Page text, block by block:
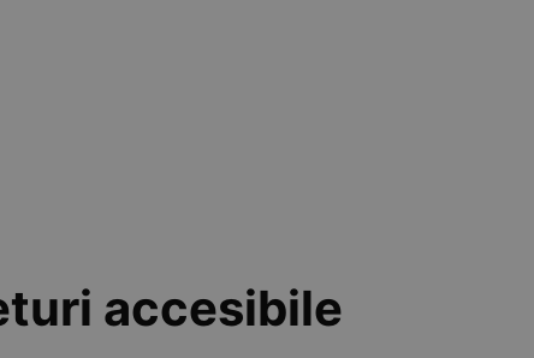
accesibile